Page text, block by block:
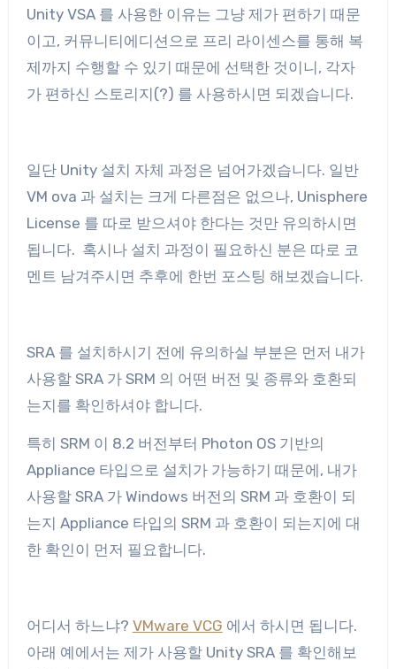
Unity VSA 를 사용한 이유는 그냥 제가 편하기 때문
이고, 커뮤니티에디션으로 프리 라이센스를 통해 복
제까지 수행할 수 있기 때문에 선택한 것이니, 각자
가 편하신 스토리지(?) 를 사용하시면 되겠습니다.
일단 Unity 설치 자체 과정은 넘어가겠습니다. 일반
VM ova 과 설치는 크게 다른점은 없으나, Unisphere
License 를 따로 받으셔야 한다는 것만 유의하시면
됩니다. 혹시나 설치 과정이 필요하신 분은 따로 코
멘트 남겨주시면 추후에 한번 포스팅 해보겠습니다.
SRA 를 설치하시기 전에 유의하실 부분은 먼저 내가
사용할 SRA 가 SRM 의 어떤 버전 및 종류와 호환되
는지를 확인하셔야 합니다.
특히 SRM 이 8.2 버전부터 Photon OS 기반의
Appliance 타입으로 설치가 가능하기 때문에, 내가
사용할 SRA 가 Windows 버전의 SRM 과 호환이 되
는지 Appliance 타입의 SRM 과 호환이 되는지에 대
한 확인이 먼저 필요합니다.
어디서 하느냐? VMware VCG 에서 하시면 됩니다.
아래 예에서는 제가 사용할 Unity SRA 를 확인해보